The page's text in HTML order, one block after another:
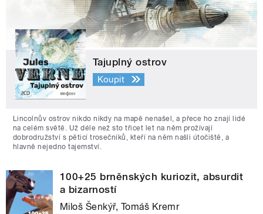
Tajuplný ostrov
Koupit
Lincolnův ostrov nikdo nikdy na mapě nenašel, a přece ho znají lidé
na celém světě. Už déle než sto třicet let na něm prožívají
dobrodružství s pěticí trosečníků, kteří na něm našli útočiště, a
hlavně nejedno tajemství.
100+25 brněnských kuriozit, absurdit
a bizarností
Miloš Šenkýř, Tomáš Kremr